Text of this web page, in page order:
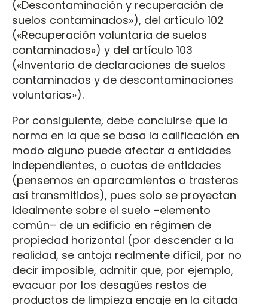
(«Descontaminación y recuperación de
suelos contaminados»), del artículo 102
(«Recuperación voluntaria de suelos
contaminados») y del artículo 103
(«Inventario de declaraciones de suelos
contaminados y de descontaminaciones
voluntarias»).
Por consiguiente, debe concluirse que la
norma en la que se basa la calificación en
modo alguno puede afectar a entidades
independientes, o cuotas de entidades
(pensemos en aparcamientos o trasteros
así transmitidos), pues solo se proyectan
idealmente sobre el suelo –elemento
común– de un edificio en régimen de
propiedad horizontal (por descender a la
realidad, se antoja realmente difícil, por no
decir imposible, admitir que, por ejemplo,
evacuar por los desagües restos de
productos de limpieza encaje en la citada